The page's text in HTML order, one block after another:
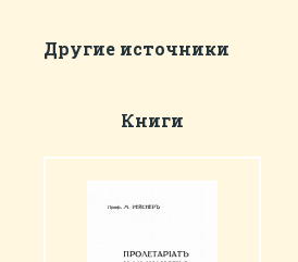
Другие источники
Книги